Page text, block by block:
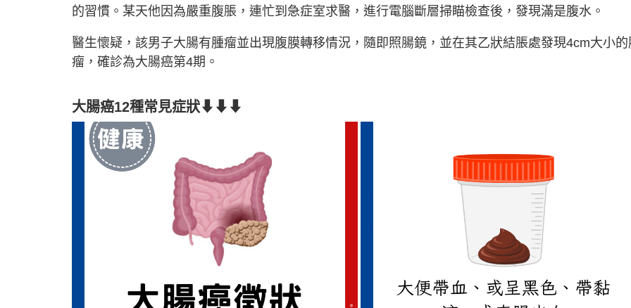
的習慣。某天他因為嚴重腹脹，連忙到急症室求醫，進行電腦斷層掃瞄檢查後，發現滿是腹水。
醫生懷疑，該男子大腸有腫瘤並出現腹膜轉移情況，隨即照腸鏡，並在其乙狀結脹處發現4cm大小的
瘤，確診為大腸癌第4期。
大腸癌12種常見症狀⬇⬇⬇